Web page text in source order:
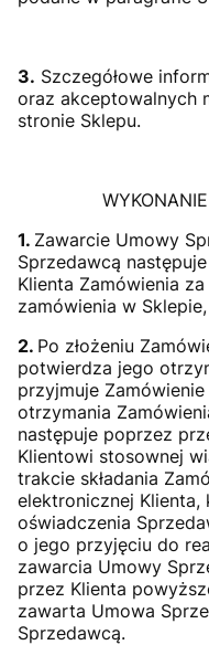
3. Szczegółowe
oraz akceptowalnych
stronie Sklepu.
1. Zawarcie Umowy
Sprzedawcą
Klienta Zamówienia
zamówienia w
2. Po złożeniu
potwierdza jego
przyjmuje
otrzymania
następuje poprzez
Klientowi stosownej
trakcie składania
elektronicznej Klienta,
oświadczenia
o jego przyjęciu do
zawarcia Umowy
przez Klienta
zawarta Umowa
Sprzedawcą.